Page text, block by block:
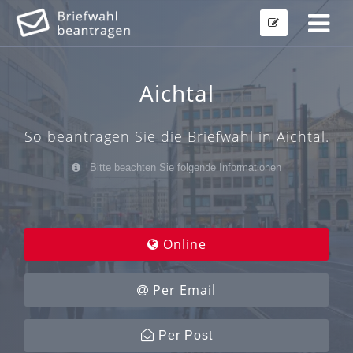
Aichtal
So beantragen Sie die Briefwahl in Aichtal.
Bitte beachten Sie folgende Informationen
Online
Per Email
Per Post